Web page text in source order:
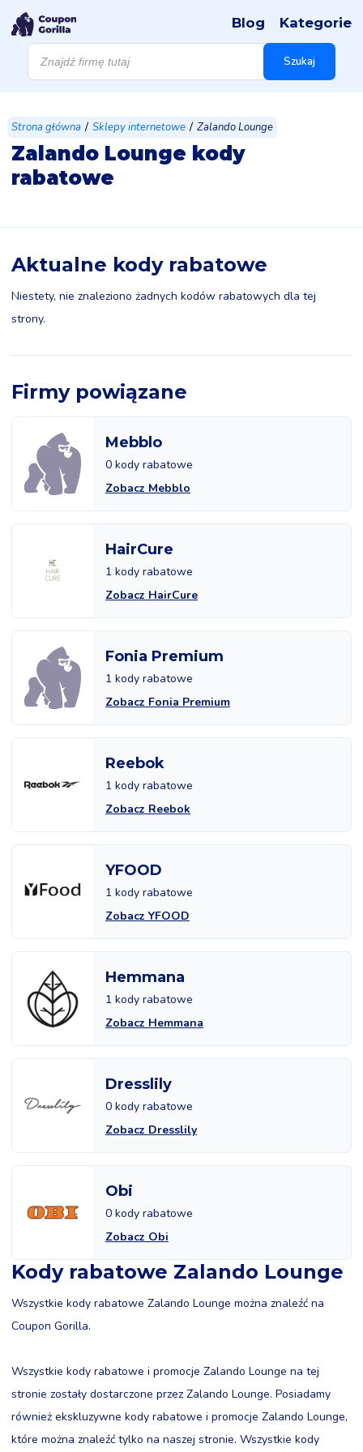
Wyszukiwarka
produktów Szukaj
Blog Kategorie
Strona główna / Sklepy internetowe / Zalando Lounge
Zalando Lounge kody
rabatowe
Aktualne kody rabatowe
Niestety, nie znaleziono żadnych kodów rabatowych dla tej
strony.
Firmy powiązane
Mebblo
0 kody rabatowe
Zobacz Mebblo
HairCure
1 kody rabatowe
Zobacz HairCure
Fonia Premium
1 kody rabatowe
Zobacz Fonia Premium
Reebok
1 kody rabatowe
Zobacz Reebok
YFOOD
1 kody rabatowe
Zobacz YFOOD
Hemmana
1 kody rabatowe
Zobacz Hemmana
Dresslily
0 kody rabatowe
Zobacz Dresslily
Obi
0 kody rabatowe
Zobacz Obi
Kody rabatowe Zalando Lounge
Wszystkie kody rabatowe Zalando Lounge można znaleźć na
Coupon Gorilla.
Wszystkie kody rabatowe i promocje Zalando Lounge na tej
stronie zostały dostarczone przez Zalando Lounge. Posiadamy
również ekskluzywne kody rabatowe i promocje Zalando Lounge,
które można znaleźć tylko na naszej stronie. Wszystkie kody